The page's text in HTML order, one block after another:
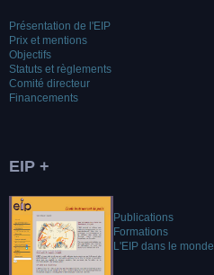
Présentation de l'EIP
Prix et mentions
Objectifs
Statuts et règlements
Comité directeur
Financements
EIP +
Publications
Formations
L'EIP dans le monde